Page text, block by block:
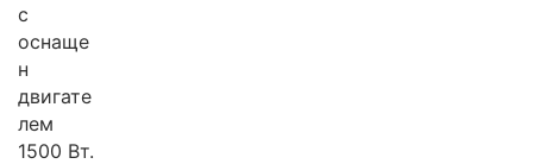
с
оснаще
н
двигате
лем
1500 Вт.